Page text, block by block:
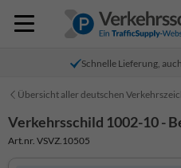
Schnelle Lieferung,
Übersicht aller deutschen
Verkehrsschild 1002-10 -
Art.nr. VSVZ.10505